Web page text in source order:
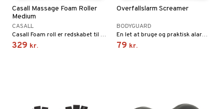
Casall Massage Foam Roller
Medium
CASALL
Casall Foam roll er redskabet til at øve mobilitet, stabilitet og styrke. Længde på 61 cm og diameter på 15 cm.
329 kr.
Överfallslarm Screamer
BODYGUARD
En let at bruge og praktisk alarm med LED-lys.
79 kr.
& svar